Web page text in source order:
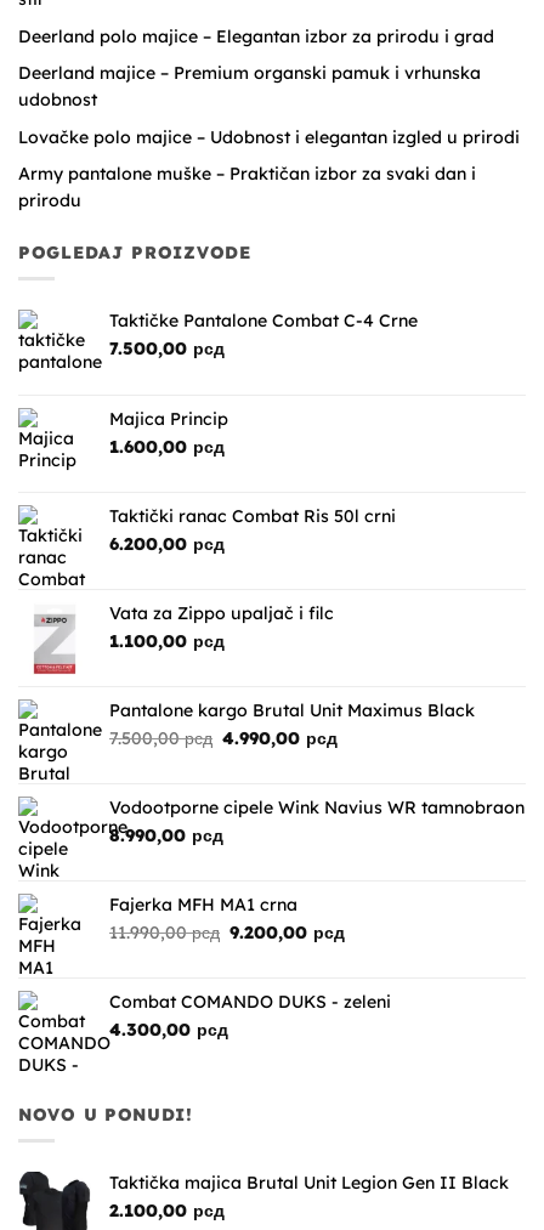
Deerland polo majice – Elegantan izbor za prirodu i grad
Deerland majice – Premium organski pamuk i vrhunska
udobnost
Lovačke polo majice – Udobnost i elegantan izgled u prirodi
Army pantalone muške – Praktičan izbor za svaki dan i
prirodu
POGLEDAJ PROIZVODE
Taktičke Pantalone Combat C-4 Crne
7.500,00 рсд
Majica Princip
1.600,00 рсд
Taktički ranac Combat Ris 50l crni
6.200,00 рсд
Vata za Zippo upaljač i filc
1.100,00 рсд
Pantalone kargo Brutal Unit Maximus Black
7.500,00рсд Originalna
bila:
4.990,00 рсдTrenutna
4.990,00 рсд.
Vodootporne cipele Wink Navius WR tamnobraon
8.990,00 рсд
Fajerka MFH MA1 crna
11.990,00рсд Originalna
bila:
9.200,00 рсдTrenutna
9.200,00 рсд.
Combat COMANDO DUKS - zeleni
4.300,00 рсд
NOVO U PONUDI!
Taktička majica Brutal Unit Legion Gen II Black
2.100,00 рсд